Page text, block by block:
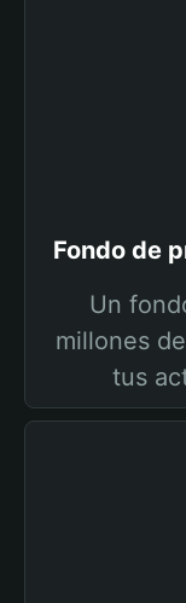
Fondo de
Un
millones
tus